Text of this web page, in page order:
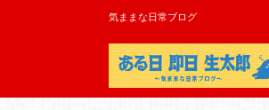
気ままな日常ブログ